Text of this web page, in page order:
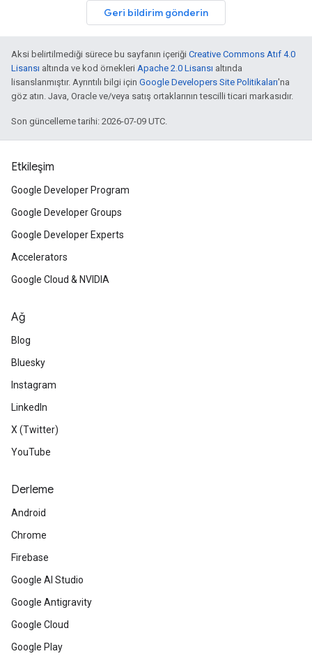
Geri bildirim gönderin
Aksi belirtilmediği sürece bu sayfanın içeriği Creative Commons Atıf 4.0
Lisansı altında ve kod örnekleri Apache 2.0 Lisansı altında
lisanslanmıştır. Ayrıntılı bilgi için Google Developers Site Politikaları'na
göz atın. Java, Oracle ve/veya satış ortaklarının tescilli ticari markasıdır.
Son güncelleme tarihi: 2026-07-09 UTC.
Etkileşim
Google Developer Program
Google Developer Groups
Google Developer Experts
Accelerators
Google Cloud & NVIDIA
Ağ
Blog
Bluesky
Instagram
LinkedIn
X (Twitter)
YouTube
Derleme
Android
Chrome
Firebase
Google AI Studio
Google Antigravity
Google Cloud
Google Play